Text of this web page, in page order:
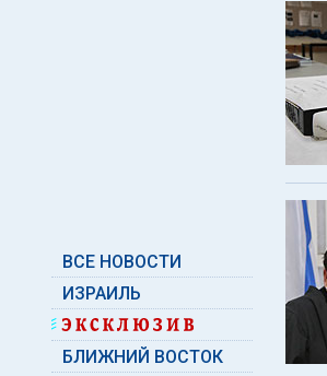
ВСЕ НОВОСТИ
ИЗРАИЛЬ
БЛИЖНИЙ ВОСТОК